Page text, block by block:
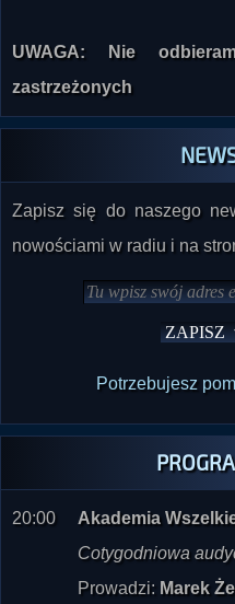
zastrzeżonych
Zapisz się do naszego
nowościami w radiu i na
Potrzebujesz
Akademia
Cotygodniowa
Prowadzi:Marek
Lektury